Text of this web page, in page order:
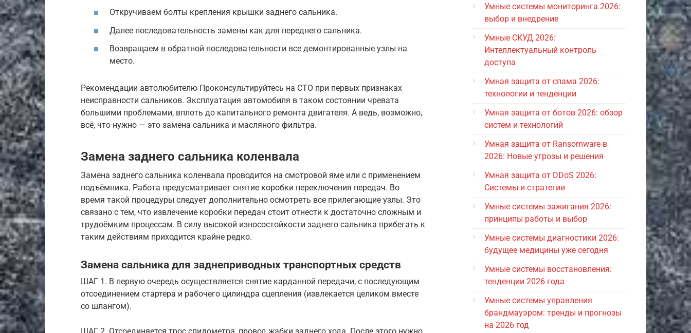
Откручиваем болты крепления крышки заднего сальника.
Далее последовательность замены как для переднего сальника.
Возвращаем в обратной последовательности все демонтированные узлы на
место.
Рекомендации автолюбителю Проконсультируйтесь на СТО при первых признаках
неисправности сальников. Эксплуатация автомобиля в таком состоянии чревата
большими проблемами, вплоть до капитального ремонта двигателя. А ведь, возможно,
всё, что нужно — это замена сальника и масляного фильтра.
Замена заднего сальника коленвала
Замена заднего сальника коленвала проводится на смотровой яме или с применением
подъёмника. Работа предусматривает снятие коробки переключения передач. Во
время такой процедуры следует дополнительно осмотреть все прилегающие узлы. Это
связано с тем, что извлечение коробки передач стоит отнести к достаточно сложным и
трудоёмким процессам. В силу высокой износостойкости заднего сальника прибегать к
таким действиям приходится крайне редко.
Замена сальника для заднеприводных транспортных средств
ШАГ 1. В первую очередь осуществляется снятие карданной передачи, с последующим
отсоединением стартера и рабочего цилиндра сцепления (извлекается целиком вместе
со шлангом).
Умные системы мониторинга 2026:
выбор и внедрение
Умные СКУД 2026:
Интеллектуальный контроль
доступа
Умная защита от спама 2026:
технологии и тенденции
Умная защита от ботов 2026: обзор
систем и технологий
Умная защита от Ransomware в
2026: Новые угрозы и решения
Умная защита от DDoS 2026:
Системы и стратегии
Умные системы зажигания 2026:
принципы работы и выбор
Умные системы диагностики 2026:
будущее медицины уже сегодня
Умные системы восстановления:
тенденции 2026 года
Умные системы управления
брандмауэром: тренды и прогнозы
на 2026 год